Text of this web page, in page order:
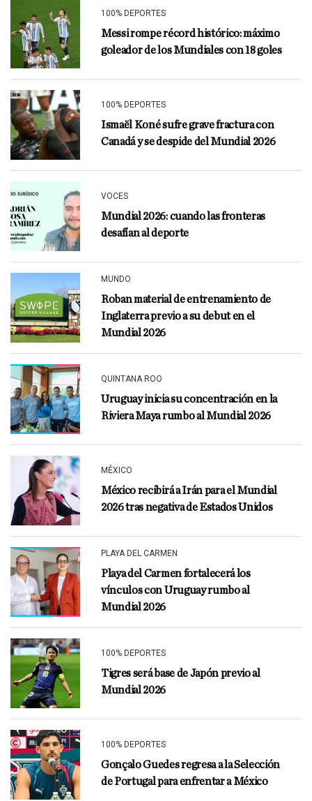
100% DEPORTES
Messi rompe récord histórico: máximo
goleador de los Mundiales con 18 goles
100% DEPORTES
Ismaël Koné sufre grave fractura con
Canadá y se despide del Mundial 2026
VOCES
Mundial 2026: cuando las fronteras
desafían al deporte
MUNDO
Roban material de entrenamiento de
Inglaterra previo a su debut en el
Mundial 2026
QUINTANA ROO
Uruguay inicia su concentración en la
Riviera Maya rumbo al Mundial 2026
MÉXICO
México recibirá a Irán para el Mundial
2026 tras negativa de Estados Unidos
PLAYA DEL CARMEN
Playa del Carmen fortalecerá los
vínculos con Uruguay rumbo al
Mundial 2026
100% DEPORTES
Tigres será base de Japón previo al
Mundial 2026
100% DEPORTES
Gonçalo Guedes regresa a la Selección
de Portugal para enfrentar a México